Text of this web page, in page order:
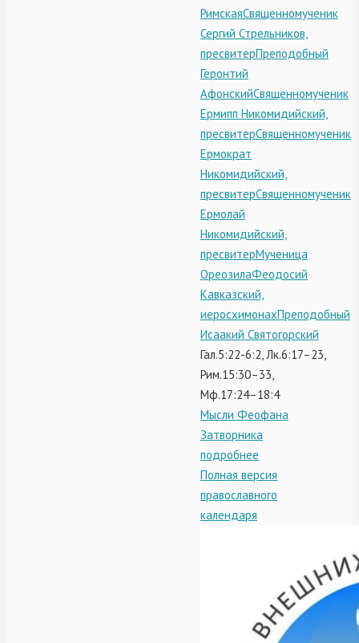
РимскаяСвященномученик
Сергий Стрельников,
пресвитерПреподобный
Геронтий
АфонскийСвященномученик
Ермипп Никомидийский,
пресвитерСвященномученик
Ермократ
Никомидийский,
пресвитерСвященномученик
Ермолай
Никомидийский,
пресвитерМученица
ОреозилаФеодосий
Кавказский,
иеросхимонахПреподобный
Исаакий Святогорский
Гал.5:22-6:2, Лк.6:17–23,
Рим.15:30–33,
Мф.17:24–18:4
Мысли Феофана
Затворника
подробнее
Полная версия
православного
календаря